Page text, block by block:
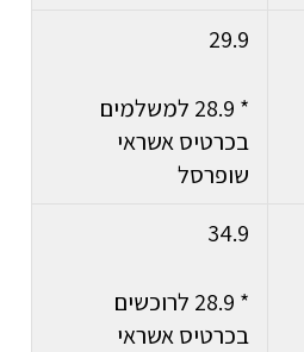
29.9
* 28.9 למשלמים
בכרטיס אשראי
שופרסל
34.9
* 28.9 לרוכשים
בכרטיס אשראי